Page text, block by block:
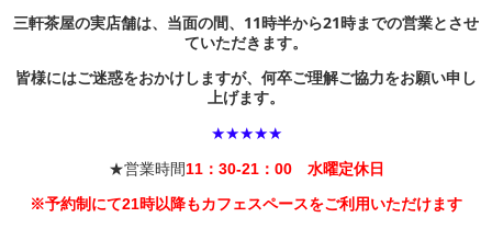
三軒茶屋の実店舗は、当面の間、11時半から21時までの営業とさせ
ていただきます。
皆様にはご迷惑をおかけしますが、何卒ご理解ご協力をお願い申し
上げます。
★★★★★
★営業時間11：30-21：00 水曜定休日
※予約制にて21時以降もカフェスペースをご利用いただけます